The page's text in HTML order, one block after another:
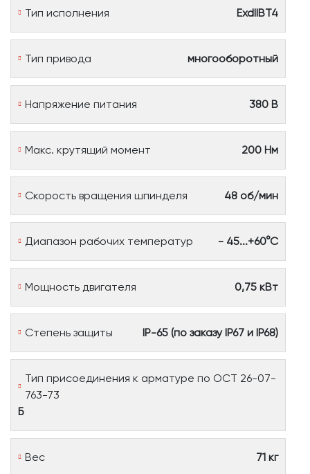
Тип исполнения ExdIIBT4
Тип привода многооборотный
Напряжение питания 380 В
Макс. крутящий момент 200 Нм
Скорость вращения шпинделя 48 об/мин
Диапазон рабочих температур - 45...+60°С
Мощность двигателя 0,75 кВт
Степень защиты IP-65 (по заказу IP67 и IP68)
Тип присоединения к арматуре по ОСТ 26-07-
763-73
Б
Вес 71 кг